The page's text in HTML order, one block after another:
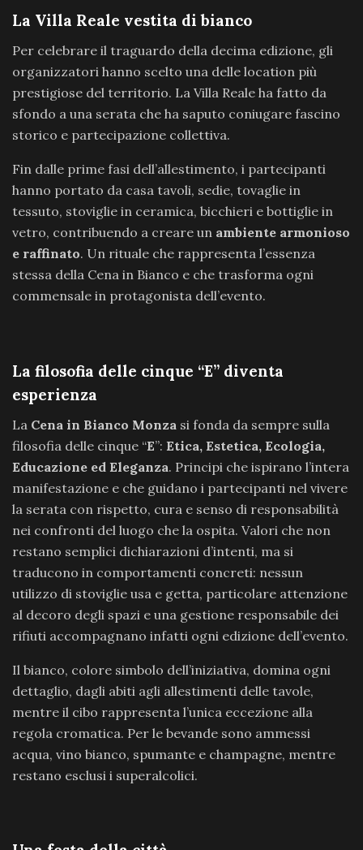
La Villa Reale vestita di bianco
Per celebrare il traguardo della decima edizione, gli
organizzatori hanno scelto una delle location più
prestigiose del territorio. La Villa Reale ha fatto da
sfondo a una serata che ha saputo coniugare fascino
storico e partecipazione collettiva.
Fin dalle prime fasi dell’allestimento, i partecipanti
hanno portato da casa tavoli, sedie, tovaglie in
tessuto, stoviglie in ceramica, bicchieri e bottiglie in
vetro, contribuendo a creare un ambiente armonioso
e raffinato. Un rituale che rappresenta l’essenza
stessa della Cena in Bianco e che trasforma ogni
commensale in protagonista dell’evento.
La filosofia delle cinque “E” diventa
esperienza
La Cena in Bianco Monza si fonda da sempre sulla
filosofia delle cinque “E”: Etica, Estetica, Ecologia,
Educazione ed Eleganza. Principi che ispirano l’intera
manifestazione e che guidano i partecipanti nel vivere
la serata con rispetto, cura e senso di responsabilità
nei confronti del luogo che la ospita. Valori che non
restano semplici dichiarazioni d’intenti, ma si
traducono in comportamenti concreti: nessun
utilizzo di stoviglie usa e getta, particolare attenzione
al decoro degli spazi e una gestione responsabile dei
rifiuti accompagnano infatti ogni edizione dell’evento.
Il bianco, colore simbolo dell’iniziativa, domina ogni
dettaglio, dagli abiti agli allestimenti delle tavole,
mentre il cibo rappresenta l’unica eccezione alla
regola cromatica. Per le bevande sono ammessi
acqua, vino bianco, spumante e champagne, mentre
restano esclusi i superalcolici.